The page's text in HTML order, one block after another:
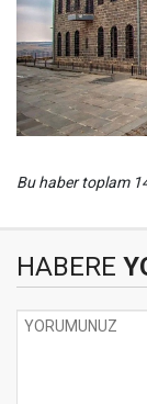
Bu haber toplam
HABERE